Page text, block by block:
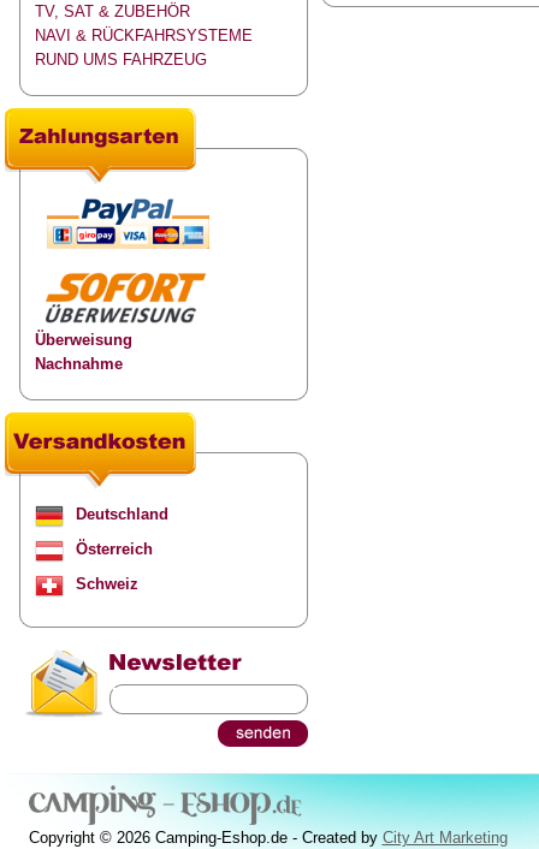
TV, SAT & ZUBEHÖR
NAVI & RÜCKFAHRSYSTEME
RUND UMS FAHRZEUG
Überweisung
Nachnahme
Deutschland
Österreich
Schweiz
Copyright © 2026 Camping-Eshop.de - Created by City Art Marketing